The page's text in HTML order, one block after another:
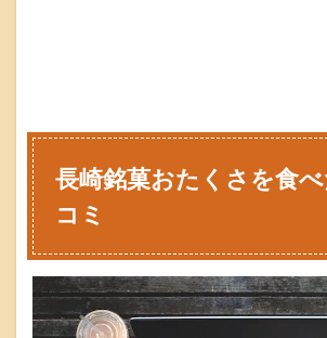
長崎銘菓おたくさを食
コミ